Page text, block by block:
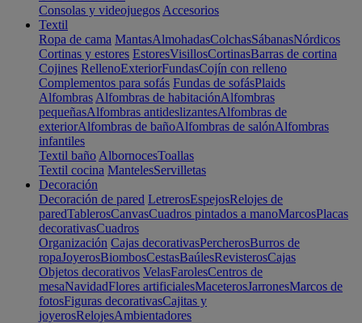
Consolas y videojuegos Accesorios
Textil
Ropa de cama MantasAlmohadasColchasSábanasNórdicos
Cortinas y estores EstoresVisillosCortinasBarras de cortina
Cojines RellenoExteriorFundasCojín con relleno
Complementos para sofás Fundas de sofásPlaids
Alfombras Alfombras de habitaciónAlfombras
pequeñasAlfombras antideslizantesAlfombras de
exteriorAlfombras de bañoAlfombras de salónAlfombras
infantiles
Textil baño AlbornocesToallas
Textil cocina MantelesServilletas
Decoración
Decoración de pared LetrerosEspejosRelojes de
paredTablerosCanvasCuadros pintados a manoMarcosPlacas
decorativasCuadros
Organización Cajas decorativasPercherosBurros de
ropaJoyerosBiombosCestasBaúlesRevisterosCajas
Objetos decorativos VelasFarolesCentros de
mesaNavidadFlores artificialesMaceterosJarronesMarcos de
fotosFiguras decorativasCajitas y
joyerosRelojesAmbientadores